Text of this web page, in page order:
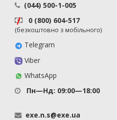
EXE.ua:4.6
(044) 500-1-005
0 (800) 604-517
(безкоштовно з мобільного)
Telegram
Viber
WhatsApp
Пн—Нд: 09:00—18:00
exe.n.s@exe.ua